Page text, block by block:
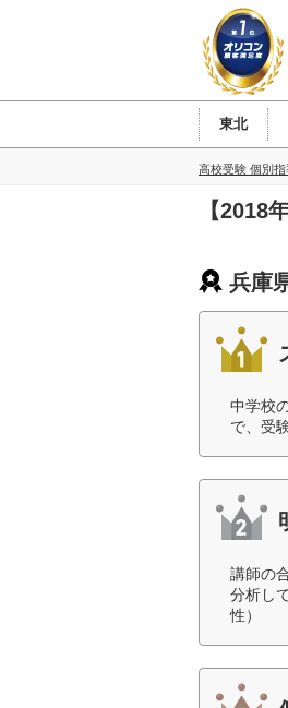
東北
高校受験 個別指
【2018
兵庫
中学校
で、受
講師の
分析し
性）